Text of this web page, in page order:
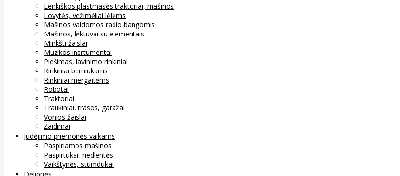
Lenkiškos plastmasės traktoriai, mašinos
Lovytės, vežimėliai lėlėms
Mašinos valdomos radio bangomis
Mašinos, lėktuvai su elementais
Minkšti žaislai
Muzikos insrtumentai
Piešimas, lavinimo rinkiniai
Rinkiniai berniukams
Rinkiniai mergaitėms
Robotai
Traktoriai
Traukiniai, trasos, garažai
Vonios žaislai
Žaidimai
Judėjimo priemonės vaikams
Paspiriamos mašinos
Paspirtukai, riedlentės
Vaikštynės, stumdukai
Dėlionės